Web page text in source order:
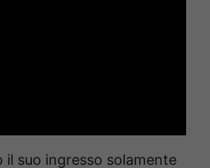
suo ingresso solamente